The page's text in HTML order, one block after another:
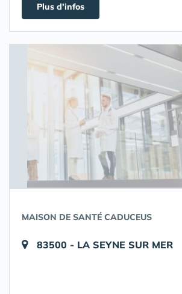
Plus d'infos
MAISON DE SANTÉ CADUCEUS
83500 - LA SEYNE SUR MER